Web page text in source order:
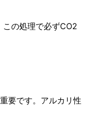
の処理で必ずCO2
要です。アルカリ性